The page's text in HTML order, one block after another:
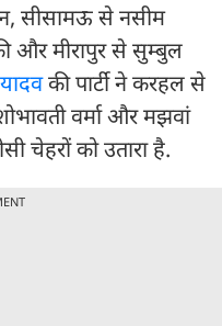
सीसामऊ से नसीम
और मीरापुर से सुम्बुल
की पार्टी ने करहल से
वर्मा और मझवां
चेहरों को उतारा है.